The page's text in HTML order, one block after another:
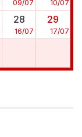
09/07 10/07
28
16/07
29
17/07